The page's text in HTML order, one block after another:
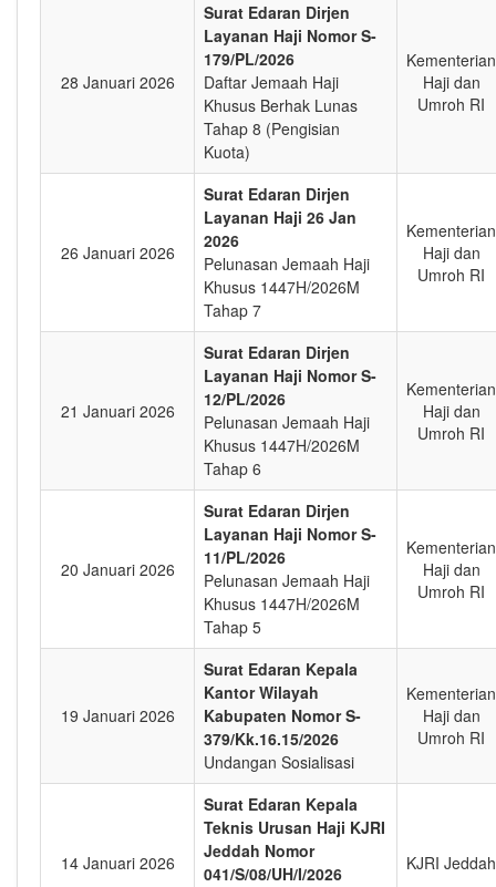
28 Januari 2026
Surat Edaran Dirjen
Layanan Haji Nomor S-
179/PL/2026
Daftar Jemaah Haji
Khusus Berhak Lunas
Tahap 8 (Pengisian
Kuota)
Kementerian
Haji dan
Umroh RI
26 Januari 2026
Surat Edaran Dirjen
Layanan Haji 26 Jan
2026
Pelunasan Jemaah Haji
Khusus 1447H/2026M
Tahap 7
Kementerian
Haji dan
Umroh RI
21 Januari 2026
Surat Edaran Dirjen
Layanan Haji Nomor S-
12/PL/2026
Pelunasan Jemaah Haji
Khusus 1447H/2026M
Tahap 6
Kementerian
Haji dan
Umroh RI
20 Januari 2026
Surat Edaran Dirjen
Layanan Haji Nomor S-
11/PL/2026
Pelunasan Jemaah Haji
Khusus 1447H/2026M
Tahap 5
Kementerian
Haji dan
Umroh RI
19 Januari 2026
Surat Edaran Kepala
Kantor Wilayah
Kabupaten Nomor S-
379/Kk.16.15/2026
Undangan Sosialisasi
Kementerian
Haji dan
Umroh RI
14 Januari 2026
Surat Edaran Kepala
Teknis Urusan Haji KJRI
Jeddah Nomor
041/S/08/UH/I/2026
KJRI Jeddah